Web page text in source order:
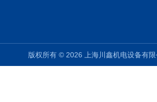
版权所有 © 2026 上海川鑫机电设备